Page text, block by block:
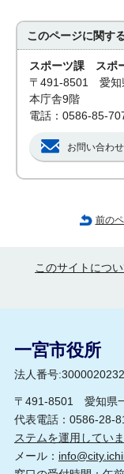
このページに関す
スポーツ課 スポ
〒491-8501 愛知
本庁舎9階
電話：0586-85-
お問い合わ
前の
このサイトにつ
一宮市役所
法人番号
〒491-8501 愛知県
代表電話：0586-28-
ステムを運用してい
メール：